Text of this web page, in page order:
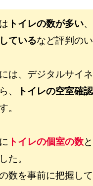
は トイレの数が多い、
ているなど評判の
は、デジタルサイ
、
トイレの空室確認
。
トイレの個室の数と
た。
数を事前に把握し